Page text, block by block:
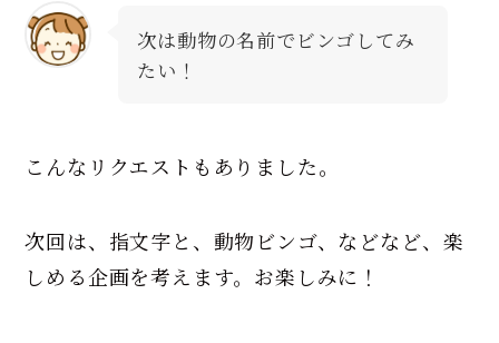
次は動物の名前でビンゴしてみ
たい！
こんなリクエストもありました。
次回は、指文字と、動物ビンゴ、などなど、楽
しめる企画を考えます。お楽しみに！